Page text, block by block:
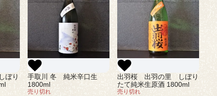
ぼり
手取川 冬 純米辛口生
1800ml
売り切れ
出羽桜 出羽の里 しぼり
たて純米生原酒 1800ml
売り切れ